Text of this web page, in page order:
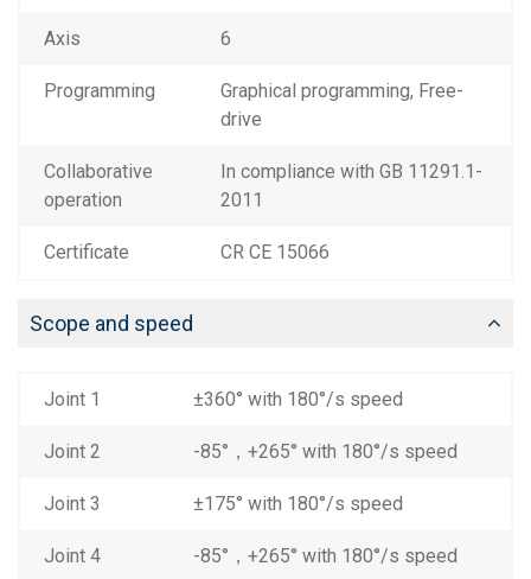
Axis 6
Programming
Graphical programming, Free-
drive
Collaborative
operation
In compliance with GB 11291.1-
2011
Certificate CR CE 15066
Scope and speed
Joint 1 ±360° with 180°/s speed
Joint 2 -85°，+265° with 180°/s speed
Joint 3 ±175° with 180°/s speed
Joint 4 -85°，+265° with 180°/s speed